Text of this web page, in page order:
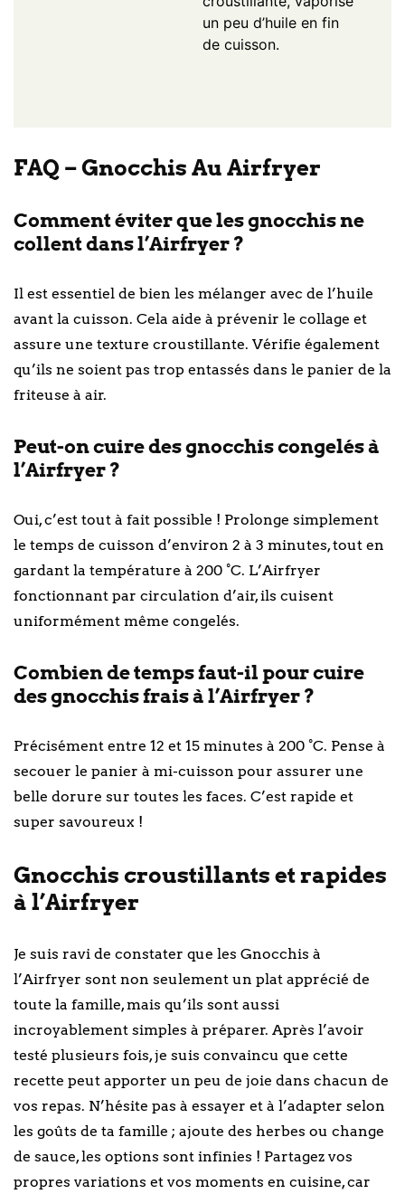
un peu d’huile en fin
de cuisson.
FAQ – Gnocchis Au Airfryer
Comment éviter que les gnocchis ne
collent dans l’Airfryer ?
Il est essentiel de bien les mélanger avec de l’huile
avant la cuisson. Cela aide à prévenir le collage et
assure une texture croustillante. Vérifie également
qu’ils ne soient pas trop entassés dans le panier de la
friteuse à air.
Peut-on cuire des gnocchis congelés à
l’Airfryer ?
Oui, c’est tout à fait possible ! Prolonge simplement
le temps de cuisson d’environ 2 à 3 minutes, tout en
gardant la température à 200 °C. L’Airfryer
fonctionnant par circulation d’air, ils cuisent
uniformément même congelés.
Combien de temps faut-il pour cuire
des gnocchis frais à l’Airfryer ?
Précisément entre 12 et 15 minutes à 200 °C. Pense à
secouer le panier à mi-cuisson pour assurer une
belle dorure sur toutes les faces. C’est rapide et
super savoureux !
Gnocchis croustillants et rapides
à l’Airfryer
Je suis ravi de constater que les Gnocchis à
l’Airfryer sont non seulement un plat apprécié de
toute la famille, mais qu’ils sont aussi
incroyablement simples à préparer. Après l’avoir
testé plusieurs fois, je suis convaincu que cette
recette peut apporter un peu de joie dans chacun de
vos repas. N’hésite pas à essayer et à l’adapter selon
les goûts de ta famille ; ajoute des herbes ou change
de sauce, les options sont infinies ! Partagez vos
propres variations et vos moments en cuisine, car